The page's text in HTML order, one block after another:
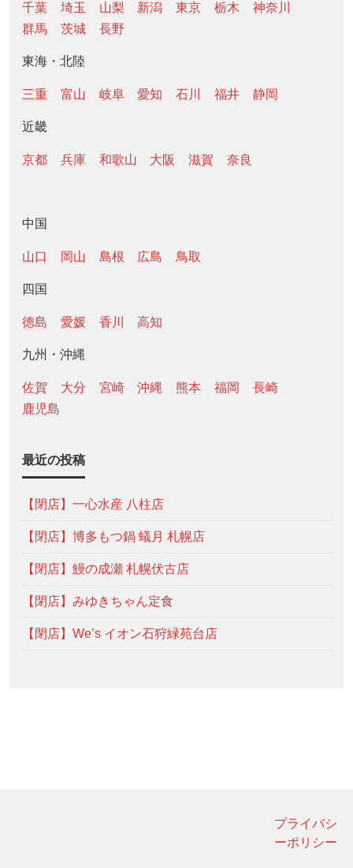
千葉 埼玉 山梨 新潟 東京 栃木
神奈川
群馬
茨城 長野
東海・北陸
三重 富山 岐阜 愛知 石川 福井 静岡
近畿
京都 兵庫 和歌山 大阪 滋賀 奈良
中国
山口 岡山 島根 広島 鳥取
四国
徳島 愛媛 香川 高知
九州・沖縄
佐賀 大分 宮崎 沖縄 熊本 福岡
長崎
鹿児島
最近の投稿
【閉店】一心水産 八柱店
【閉店】博多もつ鍋 蟻月 札幌店
【閉店】鰻の成瀬 札幌伏古店
【閉店】みゆきちゃん定食
【閉店】We’s イオン石狩緑苑台店
プライバシ
ーポリシー